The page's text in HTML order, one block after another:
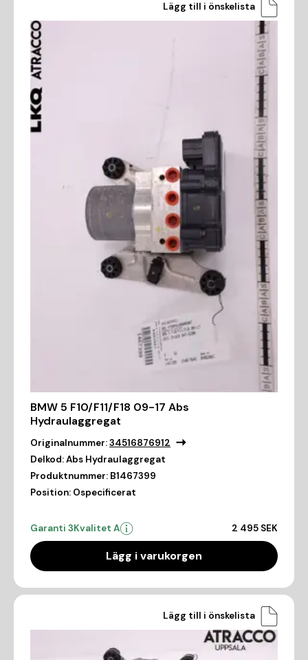
Lägg till i önskelista
BMW 5 F10/F11/F18 09-17 Abs
Hydraulaggregat
Originalnummer:34516876912
Delkod:Abs Hydraulaggregat
Produktnummer: B1467399
Position: Ospecificerat
Garanti 3Kvalitet A 2 495 SEK
Lägg i varukorgen
Lägg till i önskelista